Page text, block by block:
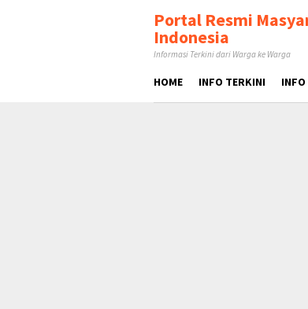
Portal Resmi
Indonesia
Informasi Terkini dari Warga ke Warga
HOME INFO TERKINI